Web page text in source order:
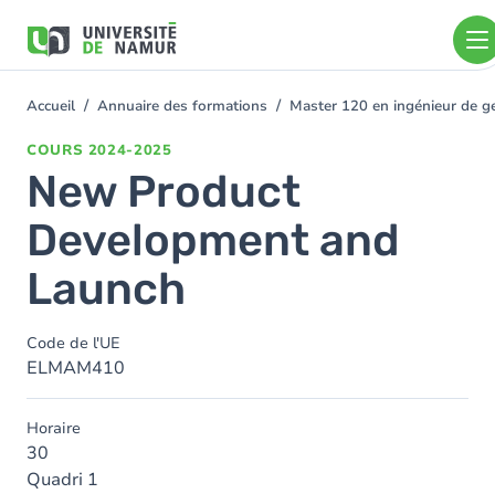
contenu
You
Accueil Annuaire des formations Master 120 en ingénieur de
COURS 2024-2025
New Product
Development and
Launch
Code de l'UE
ELMAM410
Horaire
30
Quadri 1